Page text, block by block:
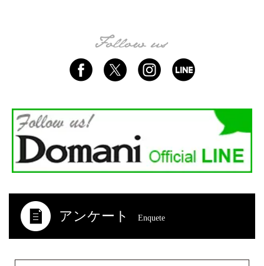
アンケート Enquete